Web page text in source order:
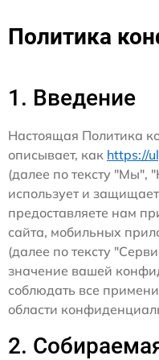
Политика
1. Введение
Настоящая Политика
описывает, как https://
(далее по тексту "Мы",
использует и
предоставляете нам
сайта, мобильных
(далее по тексту
значение вашей
соблюдать все
области
2.